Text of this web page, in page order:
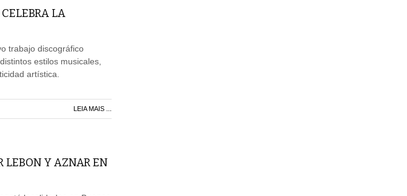
LA
trabajo discográfico
estilos musicales,
artística.
LEIA MAIS ...
LEBON Y AZNAR EN